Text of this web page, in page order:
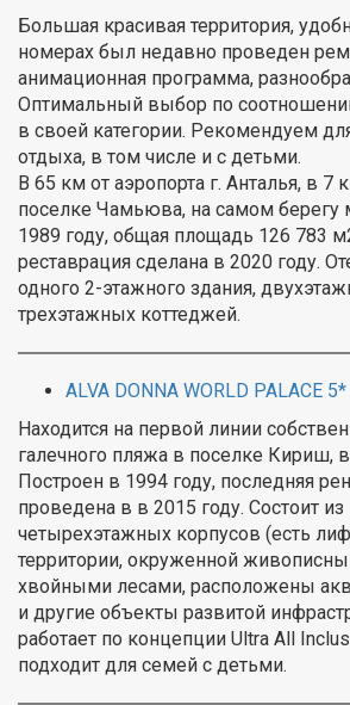
Большая красивая территория,
номерах был недавно проведен
анимационная программа,
Оптимальный выбор по
в своей категории. Рекомендуем
отдыха, в том числе и с детьми.
В 65 км от аэропорта г. Анталья, в 7
поселке Чамьюва, на самом берегу
1989 году, общая площадь 126 783
реставрация сделана в 2020 году.
одного 2-этажного здания,
трехэтажных коттеджей.
ALVA DONNA WORLD PALACE 5*
Находится на первой линии
галечного пляжа в поселке Кириш,
Построен в 1994 году, последняя
проведена в в 2015 году. Состоит
четырехэтажных корпусов (есть
территории, окруженной
хвойными лесами, расположены
и другие объекты развитой
работает по концепции Ultra All
подходит для семей с детьми.